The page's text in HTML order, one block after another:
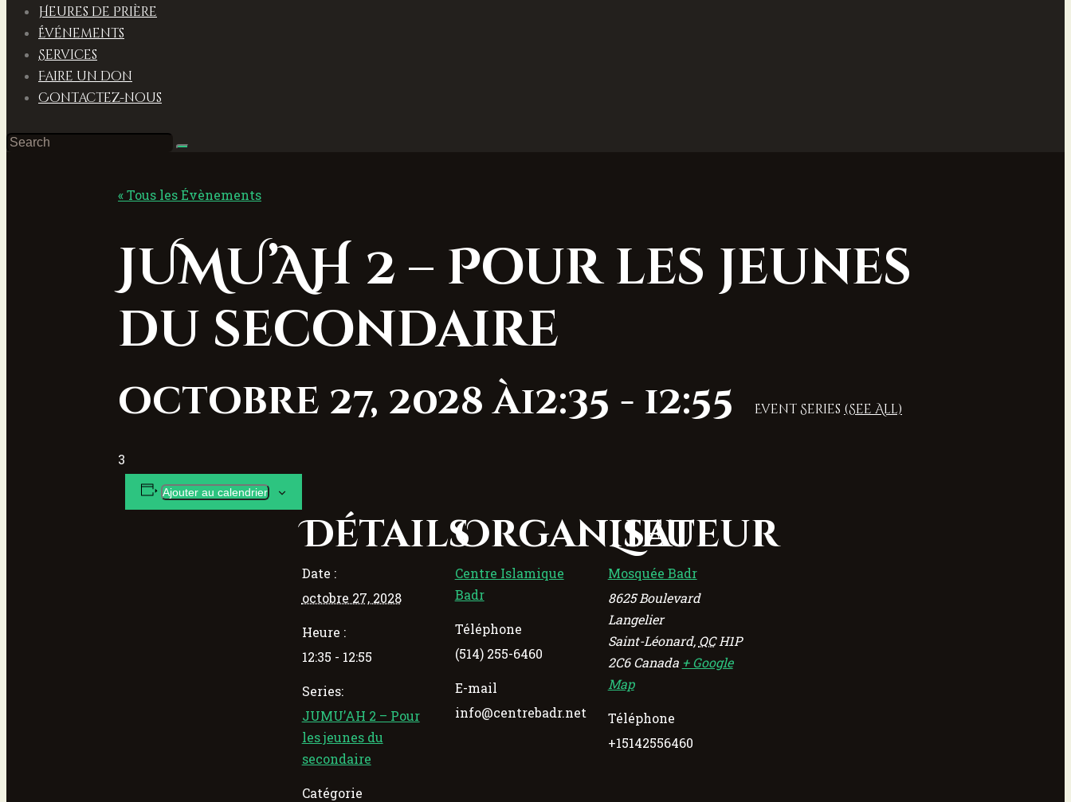
Heures de Prière
Événements
Services
Faire un don
Contactez-nous
« Tous les Évènements
JUMU’AH 2 – Pour les jeunes
du secondaire
octobre 27, 2028 à12:35 - 12:55 Event Series (See All)
3
Ajouter au calendrier
Détails
Date :
octobre 27, 2028
Heure :
12:35 - 12:55
Series:
JUMU’AH 2 – Pour
les jeunes du
secondaire
Catégorie
Organisateur
Centre Islamique
Badr
Téléphone
(514) 255-6460
E-mail
info@centrebadr.net
Lieu
Mosquée Badr
8625 Boulevard
Langelier
Saint-Léonard, QC H1P
2C6 Canada + Google
Map
Téléphone
+15142556460